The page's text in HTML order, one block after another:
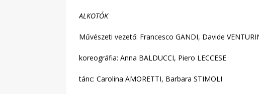
ALKOTÓK
Művészeti vezető: Francesco GANDI, Davide
koreográfia: Anna BALDUCCI, Piero LECCESE
tánc: Carolina AMORETTI, Barbara STIMOLI